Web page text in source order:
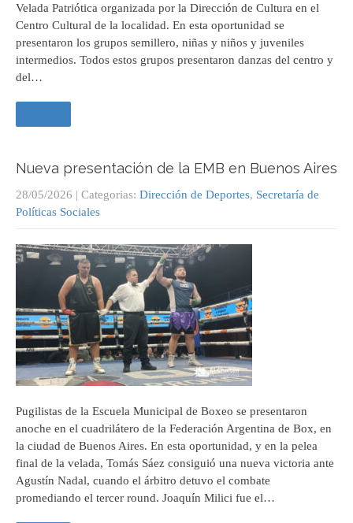
Velada Patriótica organizada por la Dirección de Cultura en el
Centro Cultural de la localidad. En esta oportunidad se
presentaron los grupos semillero, niñas y niños y juveniles
intermedios. Todos estos grupos presentaron danzas del centro y
del…
Nueva presentación de la EMB en Buenos Aires
28/05/2026 | Categorias: Dirección de Deportes, Secretaría de
Políticas Sociales
Pugilistas de la Escuela Municipal de Boxeo se presentaron
anoche en el cuadrilátero de la Federación Argentina de Box, en
la ciudad de Buenos Aires. En esta oportunidad, y en la pelea
final de la velada, Tomás Sáez consiguió una nueva victoria ante
Agustín Nadal, cuando el árbitro detuvo el combate
promediando el tercer round. Joaquín Milici fue el…